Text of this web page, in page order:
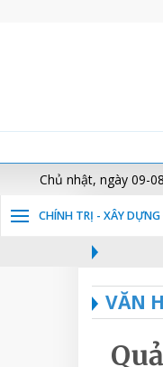
Chủ nhật, ngày 09-
CHÍNH TRỊ - XÂY
VĂN